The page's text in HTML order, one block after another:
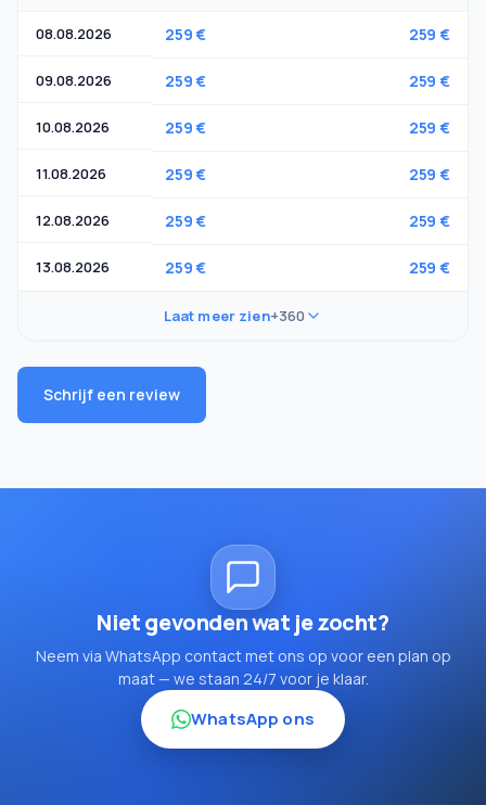
08.08.2026 259 € 259 €
09.08.2026 259 € 259 €
10.08.2026 259 € 259 €
11.08.2026 259 € 259 €
12.08.2026 259 € 259 €
13.08.2026 259 € 259 €
Laat meer zien+360
Schrijf een review
Niet gevonden wat je zocht?
Neem via WhatsApp contact met ons op voor een plan op
maat — we staan 24/7 voor je klaar.
WhatsApp ons